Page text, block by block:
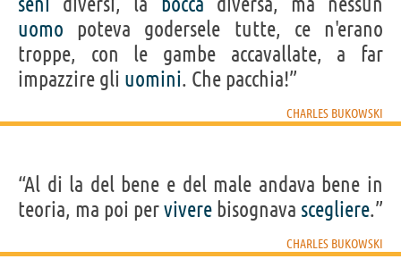
uomo poteva godersele tutte, ce n'erano
troppe, con le gambe accavallate, a far
impazzire gli uomini. Che pacchia!”
CHARLES BUKOWSKI
“Al di la del bene e del male andava bene in
teoria, ma poi pervivere bisognava scegliere.”
CHARLES BUKOWSKI